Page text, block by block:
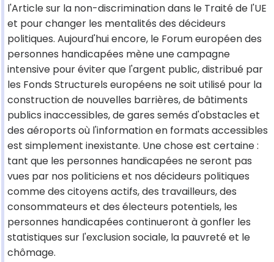
l'Article sur la non-discrimination dans le Traité de l'UE
et pour changer les mentalités des décideurs
politiques. Aujourd'hui encore, le Forum européen des
personnes handicapées mène une campagne
intensive pour éviter que l'argent public, distribué par
les Fonds Structurels européens ne soit utilisé pour la
construction de nouvelles barrières, de bâtiments
publics inaccessibles, de gares semés d'obstacles et
des aéroports où l'information en formats accessibles
est simplement inexistante. Une chose est certaine :
tant que les personnes handicapées ne seront pas
vues par nos politiciens et nos décideurs politiques
comme des citoyens actifs, des travailleurs, des
consommateurs et des électeurs potentiels, les
personnes handicapées continueront à gonfler les
statistiques sur l'exclusion sociale, la pauvreté et le
chômage.